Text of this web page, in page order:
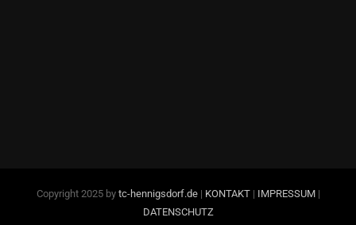
Copyright 2025 by tc-hennigsdorf.de| KONTAKT| IMPRESSUM|
DATENSCHUTZ